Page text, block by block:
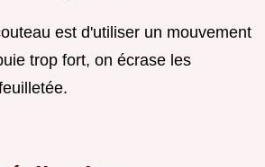
est d'utiliser un mouvement
trop fort, on écrase les